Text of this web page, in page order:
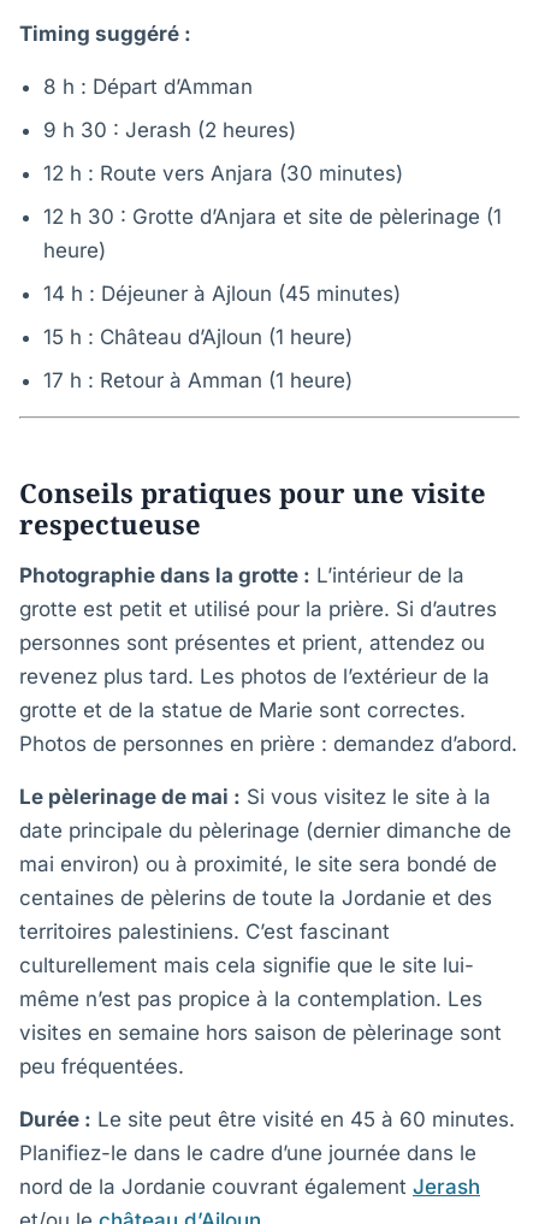
Timing suggéré :
8 h : Départ d’Amman
9 h 30 : Jerash (2 heures)
12 h : Route vers Anjara (30 minutes)
12 h 30 : Grotte d’Anjara et site de pèlerinage (1
heure)
14 h : Déjeuner à Ajloun (45 minutes)
15 h : Château d’Ajloun (1 heure)
17 h : Retour à Amman (1 heure)
Conseils pratiques pour une visite
respectueuse
Photographie dans la grotte : L’intérieur de la
grotte est petit et utilisé pour la prière. Si d’autres
personnes sont présentes et prient, attendez ou
revenez plus tard. Les photos de l’extérieur de la
grotte et de la statue de Marie sont correctes.
Photos de personnes en prière : demandez d’abord.
Le pèlerinage de mai : Si vous visitez le site à la
date principale du pèlerinage (dernier dimanche de
mai environ) ou à proximité, le site sera bondé de
centaines de pèlerins de toute la Jordanie et des
territoires palestiniens. C’est fascinant
culturellement mais cela signifie que le site lui-
même n’est pas propice à la contemplation. Les
visites en semaine hors saison de pèlerinage sont
peu fréquentées.
Durée : Le site peut être visité en 45 à 60 minutes.
Planifiez-le dans le cadre d’une journée dans le
nord de la Jordanie couvrant également Jerash